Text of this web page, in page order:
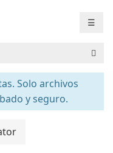
☰
Solo archivos
y seguro.